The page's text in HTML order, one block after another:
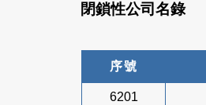
閉鎖性公司名錄
序號
6201